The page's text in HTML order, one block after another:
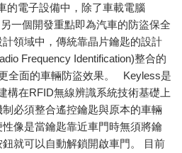
的電子設備中，除了車載電腦
一個開發重點即為汽車的防盜保全
領域中，傳統靠晶片鑰匙的設計
Frequency Identification)整合的
全面的車輛防盜效果。 Keyless是
構在RFID無線辨識系統技術基礎上
必須整合遙控鑰匙與原本的車輛
像是當鑰匙靠近車門時無須將鑰
就可以自動解鎖開啟車門。 目前